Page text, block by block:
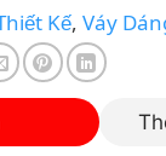
Kế,Váy